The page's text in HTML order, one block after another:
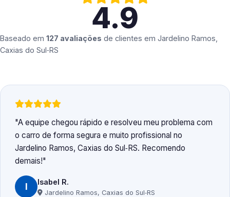
4.9
Baseado em 127 avaliações de clientes em Jardelino Ramos,
Caxias do Sul‑RS
A equipe chegou rápido e resolveu meu problema com
o carro de forma segura e muito profissional no
Jardelino Ramos, Caxias do Sul‑RS. Recomendo
demais!
I Isabel R.
Jardelino Ramos, Caxias do Sul‑RS